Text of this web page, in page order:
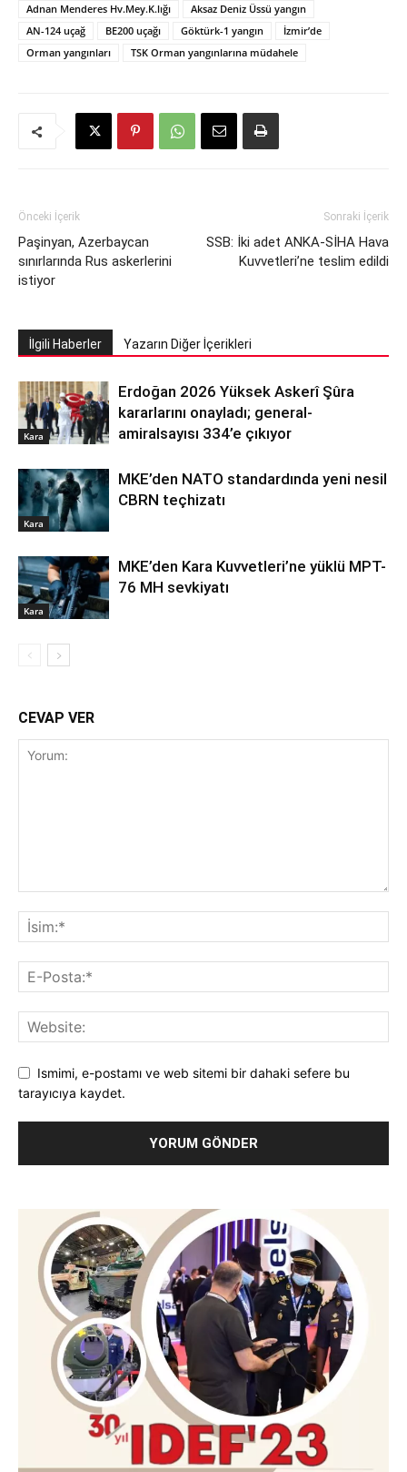
Adnan Menderes Hv.Mey.K.lığı
Aksaz Deniz Üssü yangın
AN-124 uçağ
BE200 uçağı Göktürk-1 yangın
İzmir’de
Orman yangınları
TSK Orman yangınlarına müdahele
Önceki İçerik
Paşinyan, Azerbaycan
sınırlarında Rus askerlerini
istiyor
Sonraki İçerik
SSB: İki adet ANKA-SİHA Hava
Kuvvetleri’ne teslim edildi
İlgili Haberler Yazarın Diğer İçerikleri
Kara
Erdoğan 2026 Yüksek Askerî Şûra
kararlarını onayladı; general-
amiralsayısı 334’e çıkıyor
Kara
MKE’den NATO standardında yeni nesil
CBRN teçhizatı
Kara
MKE’den Kara Kuvvetleri’ne yüklü MPT-
76 MH sevkiyatı
CEVAP VER
Ismimi, e-postamı ve web sitemi bir dahaki sefere bu
tarayıcıya kaydet.